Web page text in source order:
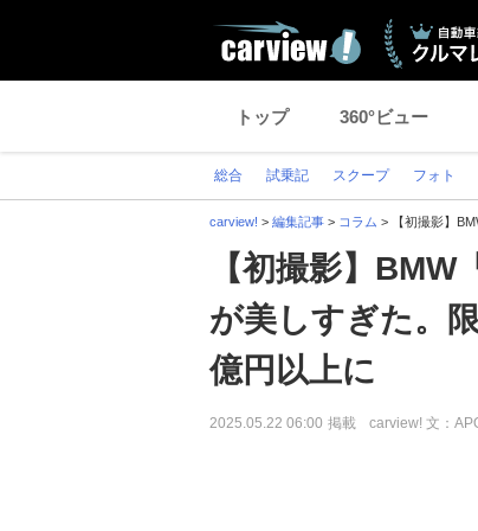
トップ 360°ビュー
総合 試乗記 スクープ フォト
carview! > 編集記事 > コラム > 【初撮影】
【初撮影】
が美しすぎた。
億円以上に
2025.05.22 06:00 掲載 carview! 文：